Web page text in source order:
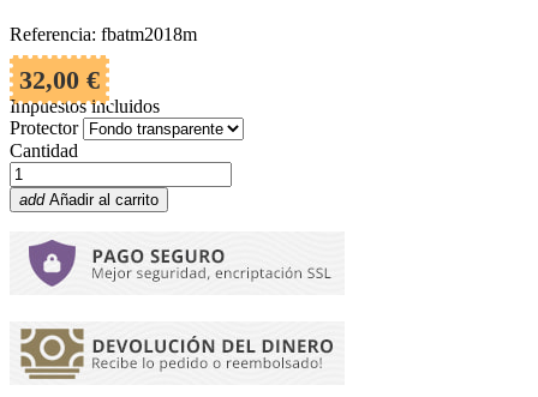
Referencia: fbatm2018m
32,00 €
Impuestos incluidos
Protector
Cantidad
add Añadir al carrito